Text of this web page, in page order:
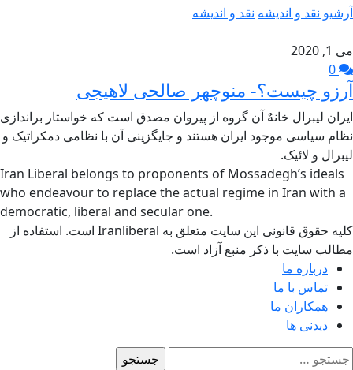
آرشیو نقد و اندیشه نقد و اندیشه
می 1, 2020
آرزو چیست؟- منوچهر صالحی لاهیجی
ایران لیبرال خانهٌ آن گروه از پیروان مصدق است که خواستار براندازی
نظام سیاسی موجود ایران هستند و جایگزینی آن با نظامی دمکراتیک و
لیبرال و لائیک.
Iran Liberal belongs to proponents of Mossadegh’s ideals
who endeavour to replace the actual regime in Iran with a
democratic, liberal and secular one.
کلیه حقوق قانونی این سایت متعلق به Iranliberal است. استفاده از
مطالب سایت با ذکر منبع آزاد است.
درباره ما
تماس با ما
همکاران ما
دیدنی ها
جستجو